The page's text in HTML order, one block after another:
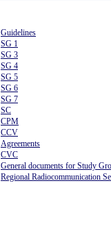
Guidelines
SG 1
SG 3
SG 4
SG 5
SG 6
SG 7
SC
CPM
CCV
Agreements
CVC
General documents for Study
Regional Radiocommunication